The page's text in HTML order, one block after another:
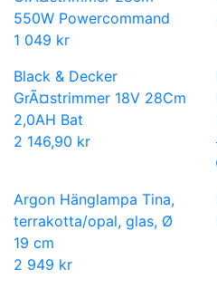
550W Powercommand
1 049 kr
Black & Decker
GrÃ¤strimmer 18V 28Cm
2,0AH Bat
2 146,90 kr
Argon Hänglampa Tina,
terrakotta/opal, glas, Ø
19 cm
2 949 kr